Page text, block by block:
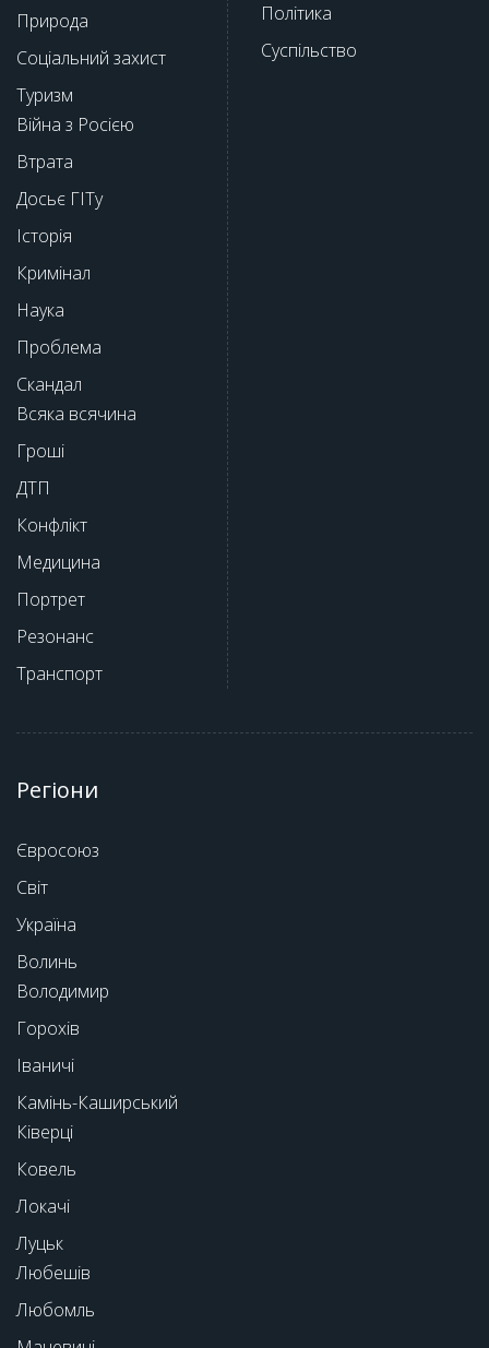
Природа
Соціальний захист
Туризм
Війна з Росією
Втрата
Досьє ГІТу
Історія
Кримінал
Наука
Проблема
Скандал
Всяка всячина
Гроші
ДТП
Конфлікт
Медицина
Портрет
Резонанс
Транспорт
Політика
Суспільство
Регіони
Євросоюз
Світ
Україна
Волинь
Володимир
Горохів
Іваничі
Камінь-Каширський
Ківерці
Ковель
Локачі
Луцьк
Любешів
Любомль